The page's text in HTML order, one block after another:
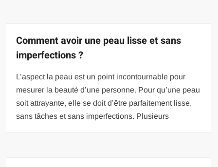
Comment avoir une peau lisse et sans
imperfections ?
L’aspect la peau est un point incontournable pour
mesurer la beauté d’une personne. Pour qu’une peau
soit attrayante, elle se doit d’être parfaitement lisse,
sans tâches et sans imperfections. Plusieurs